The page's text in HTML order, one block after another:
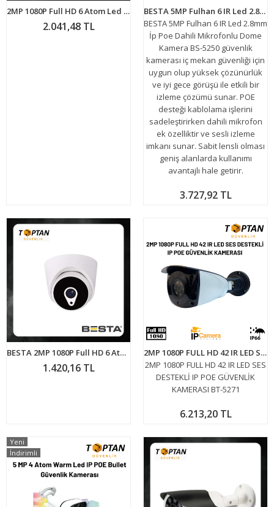
2MP 1080P Full HD 6 Atom Led AHD Dış Mekan Metal Kasa Güvenlik Kamerası BT-9322
2.041,48 TL
BESTA 5MP Fulhan 6 IR Led 2.8mm İp Poe Dahili Mikrofonlu Dome Kamera BS-5250
BESTA 5MP Fulhan 6 IR Led 2.8mm
İp Poe Dahili Mikrofonlu Dome
Kamera BS-5250 güvenlik
kamerası iç mekan güvenliği için
uygun olup yüksek çözünürlük
ve iyi gece görüşü ile etkili bir
izleme çözümü sunar. POE
desteği kablolama işlerini
sadeleştirirken dahili mikrofon
ek özelliktir ve sesli izleme
imkanı sunar. Sabit lensli olması
geniş alanlarda kullanımı
avantajlı hale getirir.
3.727,92 TL
BESTA 2MP 1080P Full HD 6 Atom Gizli Led Ahd Dome Kamera BT-6329
1.420,16 TL
2MP 1080P FULL HD 42 IR LED SES DESTEKLİ IP POE GÜVENLİK KAMERASI BT-5271
2MP 1080P FULL HD 42 IR LED SES
DESTEKLİ IP POE GÜVENLİK
KAMERASI BT-5271
6.213,20 TL
Yeni
İndirimli